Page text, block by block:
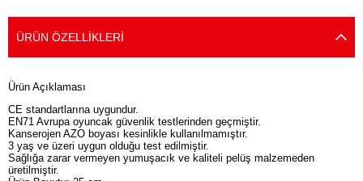
ÜRÜN ÖZELLIKLERI
Ürün Açıklaması
CE standartlarına uygundur.
EN71 Avrupa oyuncak güvenlik testlerinden geçmiştir.
Kanserojen AZO boyası kesinlikle kullanılmamıştır.
3 yaş ve üzeri uygun olduğu test edilmiştir.
Sağlığa zarar vermeyen yumuşacık ve kaliteli pelüş malzemeden
üretilmiştir.